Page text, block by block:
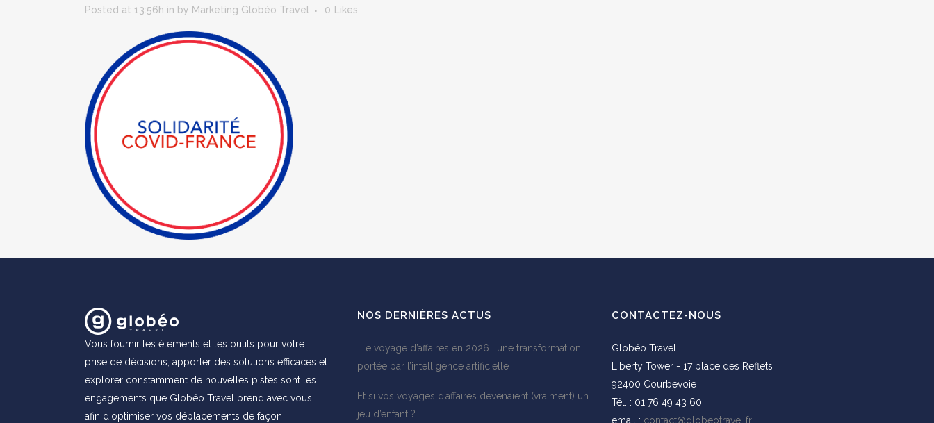
Posted at 13:56h in by Marketing Globéo Travel 0 Likes
Vous fournir les éléments et les outils pour votre
prise de décisions, apporter des solutions efficaces et
explorer constamment de nouvelles pistes sont les
engagements que Globéo Travel prend avec vous
afin d'optimiser vos déplacements de façon
NOS DERNIÈRES ACTUS
Le voyage d’affaires en 2026 : une transformation
portée par l’intelligence artificielle
Et si vos voyages d’affaires devenaient (vraiment) un
jeu d’enfant ?
CONTACTEZ-NOUS
Globéo Travel
Liberty Tower - 17 place des Reflets
92400 Courbevoie
Tél. : 01 76 49 43 60
email : contact@globeotravel.fr